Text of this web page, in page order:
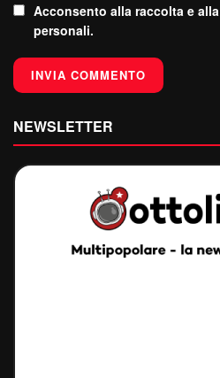
Acconsento alla raccolta e
personali.
NEWSLETTER